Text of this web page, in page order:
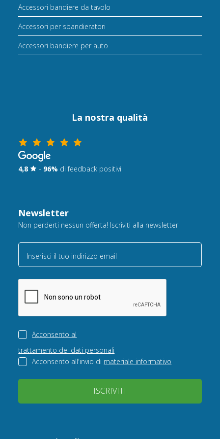
Accessori bandiere da tavolo
Accessori per sbandieratori
Accessori bandiere per auto
La nostra qualità
4,8 - 96% di feedback positivi
Newsletter
Non perderti nessun offerta! Iscriviti alla newsletter
Inserisci il tuo indirizzo email
Acconsento al
trattamento dei dati personali
Acconsento all'invio di materiale informativo
ISCRIVITI